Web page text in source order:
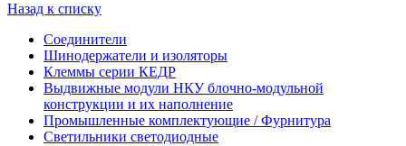
Назад к списку
Соединители
Шинодержатели и изоляторы
Клеммы серии КЕДР
Выдвижные модули НКУ блочно-модульной
конструкции и их наполнение
Промышленные комплектующие / Фурнитура
Светильники светодиодные